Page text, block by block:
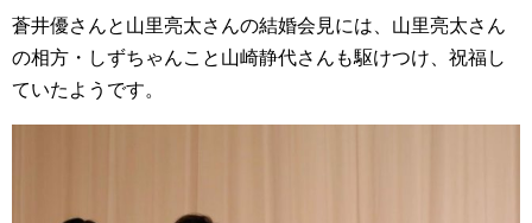
蒼井優さんと山里亮太さんの結婚会見には、山里亮太さん
の相方・しずちゃんこと山崎静代さんも駆けつけ、祝福し
ていたようです。